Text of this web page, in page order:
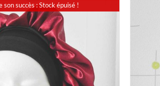
son succès : Stock épuisé !